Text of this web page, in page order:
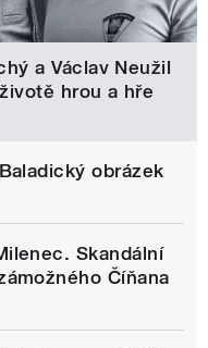
a Václav Neužil
hrou a hře
obrázek
Skandální
Číňana